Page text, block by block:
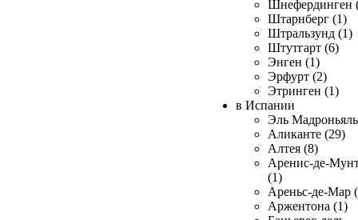
Шнефердинген
Штарнберг (1)
Штральзунд (1)
Штутгарт (6)
Энген (1)
Эрфурт (2)
Этринген (1)
в Испании
Эль
Аликанте (29)
Алтея (8)
Аренис-де-
(1)
Ареньс-де-Мар
Аржентона (1)